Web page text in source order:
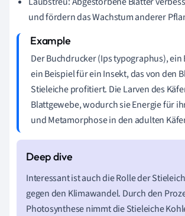
und fördern das Wachstum anderer
Der Buchdrucker (Ips typographus),
ein Beispiel für ein Insekt, das von den
Stieleiche profitiert. Die Larven des
Blattgewebe, wodurch sie Energie für
und Metamorphose in den adulten
Interessant ist auch die Rolle der
gegen den Klimawandel. Durch den
Photosynthese nimmt die Stieleiche